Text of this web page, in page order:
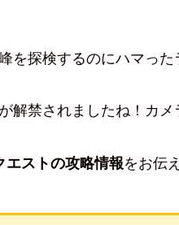
を探検するのにハマった
解禁されましたね！カメ
エストの攻略情報をお伝